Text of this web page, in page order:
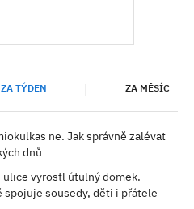
ZA TÝDEN ZA MĚSÍC
ne. Jak správně zalévat
dnů
ulice vyrostl útulný domek.
spojuje sousedy, děti i přátele